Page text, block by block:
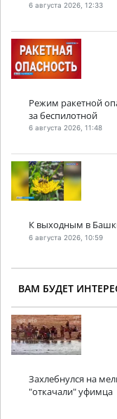
6 августа 2026, 12:33
Режим ракетной
за беспилотной
6 августа 2026, 11:48
К выходным в
6 августа 2026, 10:59
ВАМ БУДЕТ
Захлебнулся на
"откачали" уфимца